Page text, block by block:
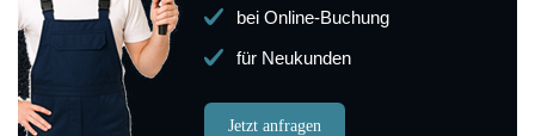
bei Online-Buchung
für Neukunden
Jetzt anfragen